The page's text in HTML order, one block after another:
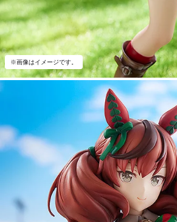
※画像はイメージです。